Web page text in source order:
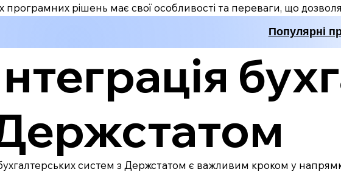
програмних рішень має свої особливості та переваги, що
Популярні
систем з Держстатом є важливим кроком у